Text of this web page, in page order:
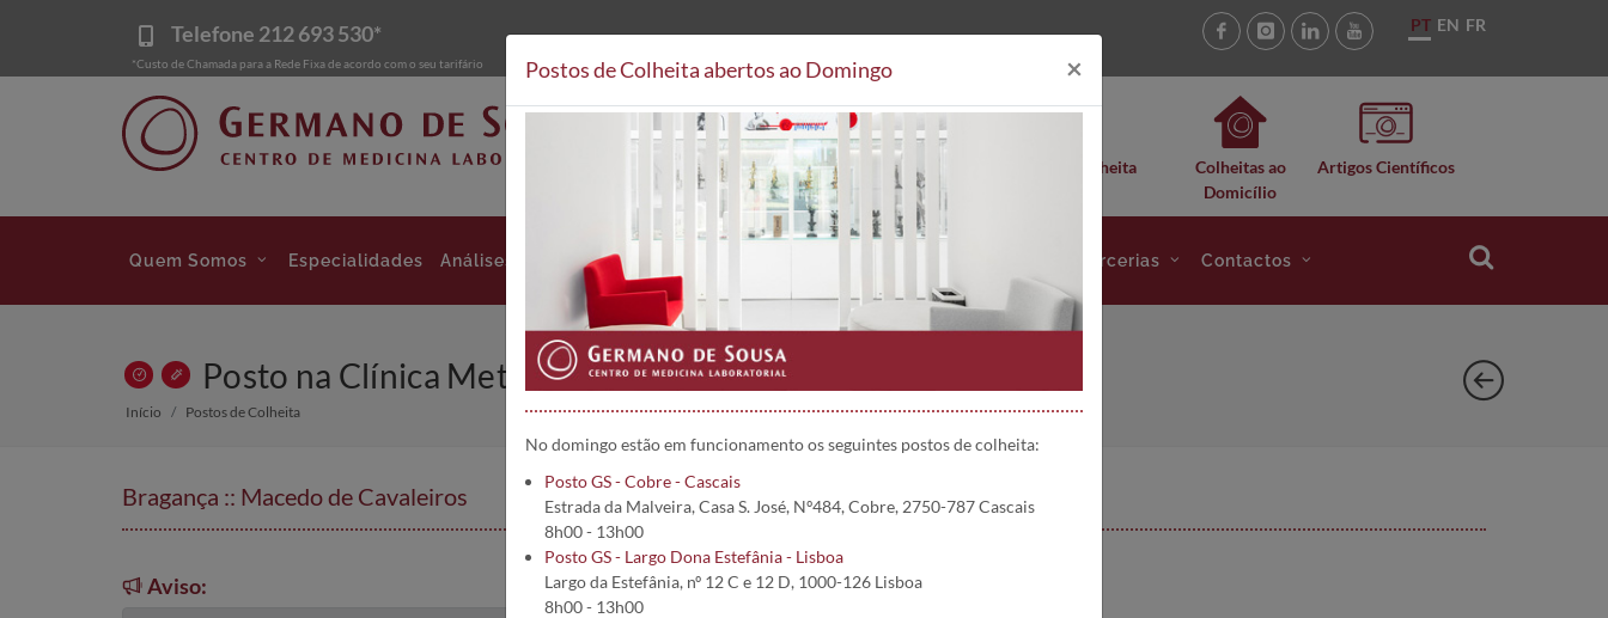
Telefone 212 693 530*
*Custo de Chamada para a Rede Fixa de acordo com o seu tarifário
PT EN FR
Análises Clínicas Postos de Colheita
Colheitas ao
Domicílio
Artigos Científicos
Quem Somos Especialidades Análises Áreas Clínicas Projetos e Parcerias Contactos
Posto na Clínica Metta Clínica
Início Postos de Colheita
Bragança :: Macedo de Cavaleiros
Aviso:
Postos de Colheita abertos ao Domingo ×
No domingo estão em funcionamento os seguintes postos de colheita:
Posto GS - Cobre - Cascais
Estrada da Malveira, Casa S. José, Nº484, Cobre, 2750-787 Cascais
8h00 - 13h00
Posto GS - Largo Dona Estefânia - Lisboa
Largo da Estefânia, nº 12 C e 12 D, 1000-126 Lisboa
8h00 - 13h00